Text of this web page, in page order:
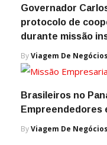
Governador
protocolo de
durante missão
ByViagem De Negócios
Brasileiros no
Empreendedores
ByViagem De Negócios